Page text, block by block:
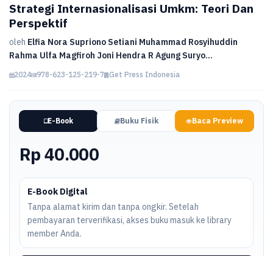
Strategi Internasionalisasi Umkm: Teori Dan
Perspektif
oleh Elfia Nora Supriono Setiani Muhammad Rosyihuddin
Rahma Ulfa Magfiroh Joni Hendra R Agung Suryo...
2024 978-623-125-219-7 Get Press Indonesia
E-Book Buku Fisik Baca Preview
Rp 40.000
E-Book Digital
Tanpa alamat kirim dan tanpa ongkir. Setelah
pembayaran terverifikasi, akses buku masuk ke library
member Anda.